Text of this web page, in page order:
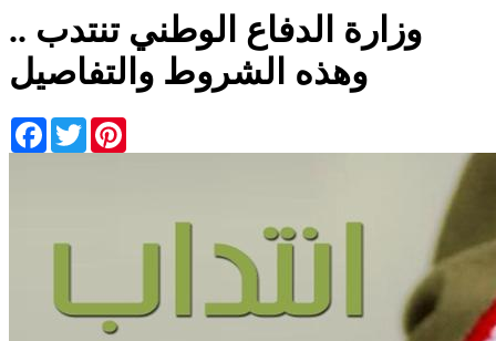
وزارة الدفاع الوطني تنتدب ..
وهذه الشروط والتفاصيل
Facebook
Twitter